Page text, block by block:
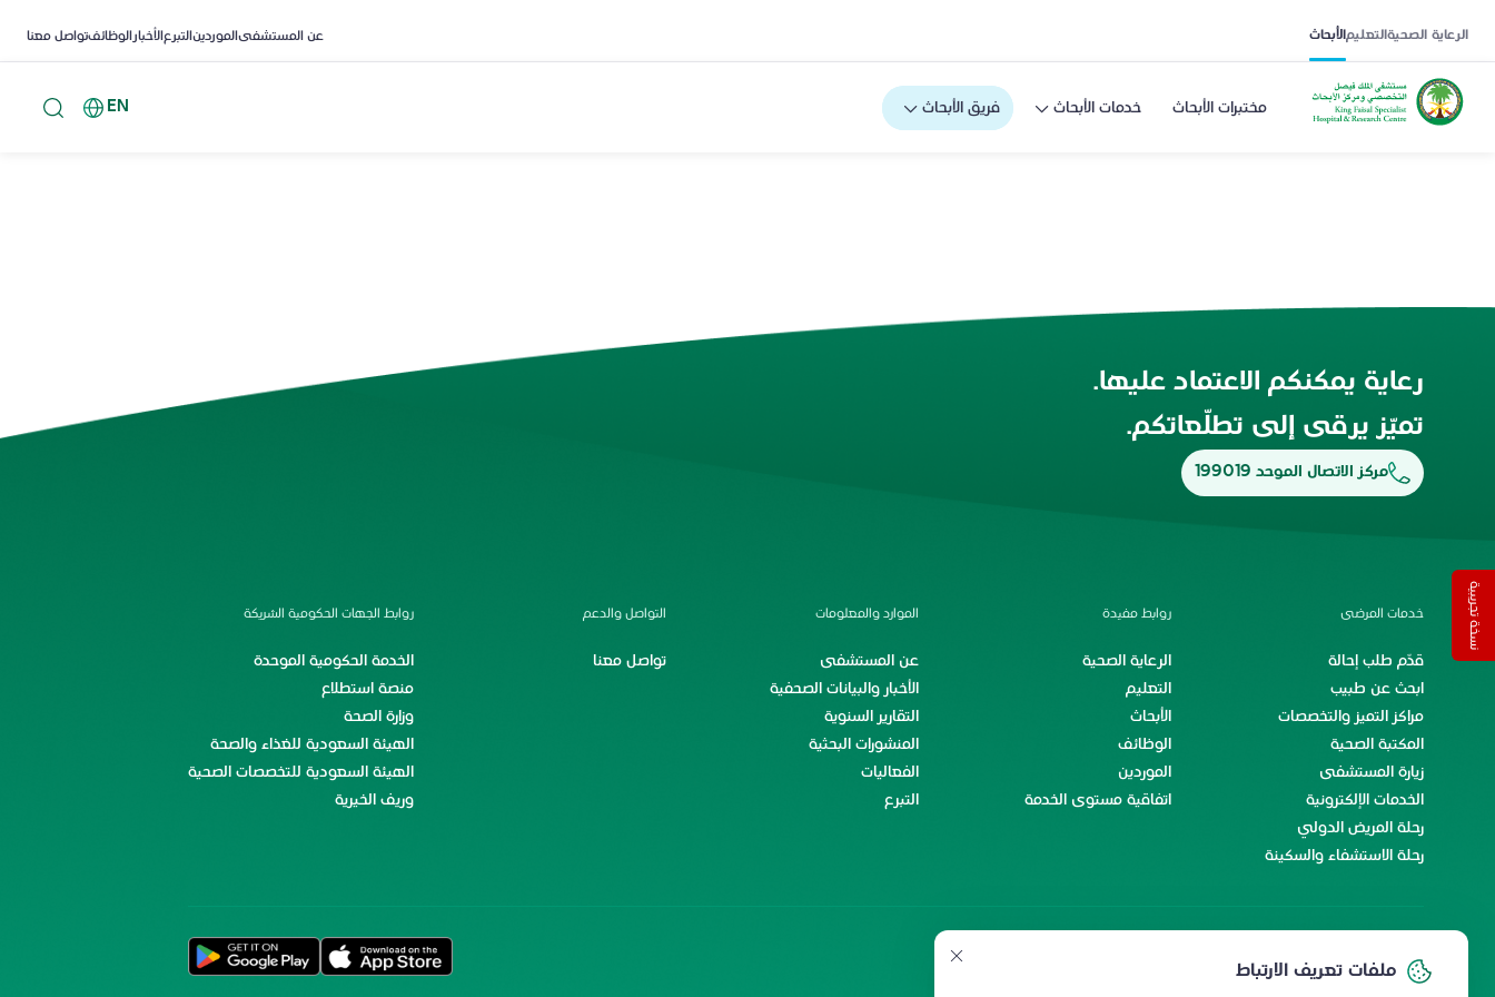
الرعاية الصحيةالتعليمالأبحاث عن المستشفىالموردينالتبرعالأخبارالوظائفتواصل معنا
مختبرات الأبحاث خدمات الأبحاث فريق الأبحاث EN
ملفات تعريف الارتباط
رعاية يمكنكم الاعتماد عليها.
تميّز يرقى إلى تطلّعاتكم.
مركز الاتصال الموحد 199019
خدمات المرضى
قدّم طلب إحالة
ابحث عن طبيب
مراكز التميز والتخصصات
المكتبة الصحية
زيارة المستشفى
الخدمات الإلكترونية
رحلة المريض الدولي
رحلة الاستشفاء والسكينة
روابط مفيدة
الرعاية الصحية
التعليم
الأبحاث
الوظائف
الموردين
اتفاقية مستوى الخدمة
الموارد والمعلومات
عن المستشفى
الأخبار والبيانات الصحفية
التقارير السنوية
المنشورات البحثية
الفعاليات
التبرع
التواصل والدعم
تواصل معنا
روابط الجهات الحكومية الشريكة
الخدمة الحكومية الموحدة
منصة استطلاع
وزارة الصحة
الهيئة السعودية للغذاء والصحة
الهيئة السعودية للتخصصات الصحية
وريف الخيرية
نسخة تجريبية